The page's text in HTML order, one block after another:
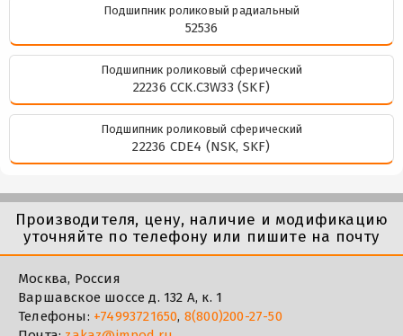
Подшипник роликовый радиальный
52536
Подшипник роликовый сферический
22236 CCK.C3W33 (SKF)
Подшипник роликовый сферический
22236 CDE4 (NSK, SKF)
Производителя, цену, наличие и модификацию
уточняйте по телефону или пишите на почту
Москва, Россия
Варшавское шоссе д. 132 А, к. 1
Телефоны: +74993721650, 8(800)200-27-50